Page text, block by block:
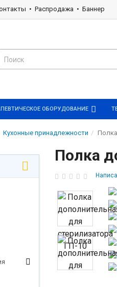
Распродажа Баннер
ОБОРУДОВАНИЕ
Кухонные принадлежности
Полка